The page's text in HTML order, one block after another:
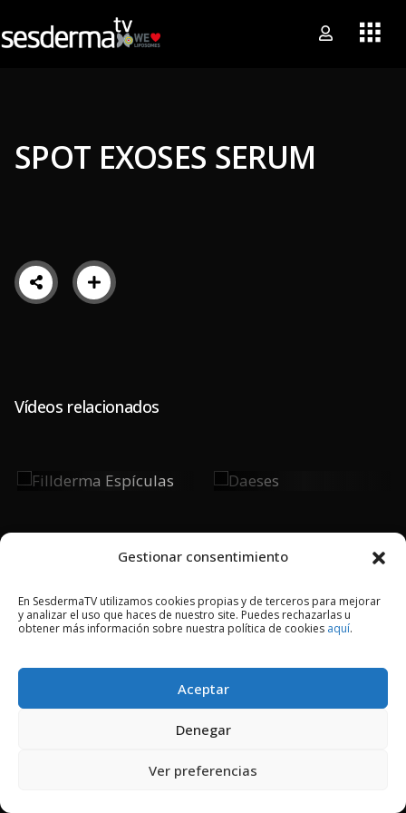
Gestionar consentimiento
En SesdermaTV utilizamos cookies propias y de terceros para mejorar
y analizar el uso que haces de nuestro site. Puedes rechazarlas u
obtener más información sobre nuestra política de cookies aquí.
Aceptar
Denegar
Ver preferencias
SPOT EXOSES SERUM
Vídeos relacionados
Fillderma
Daeses
2018 © Copyright Sesderma SL
AVISO LEGAL
POLÍTICA DE PRIVACIDAD
COOKIES